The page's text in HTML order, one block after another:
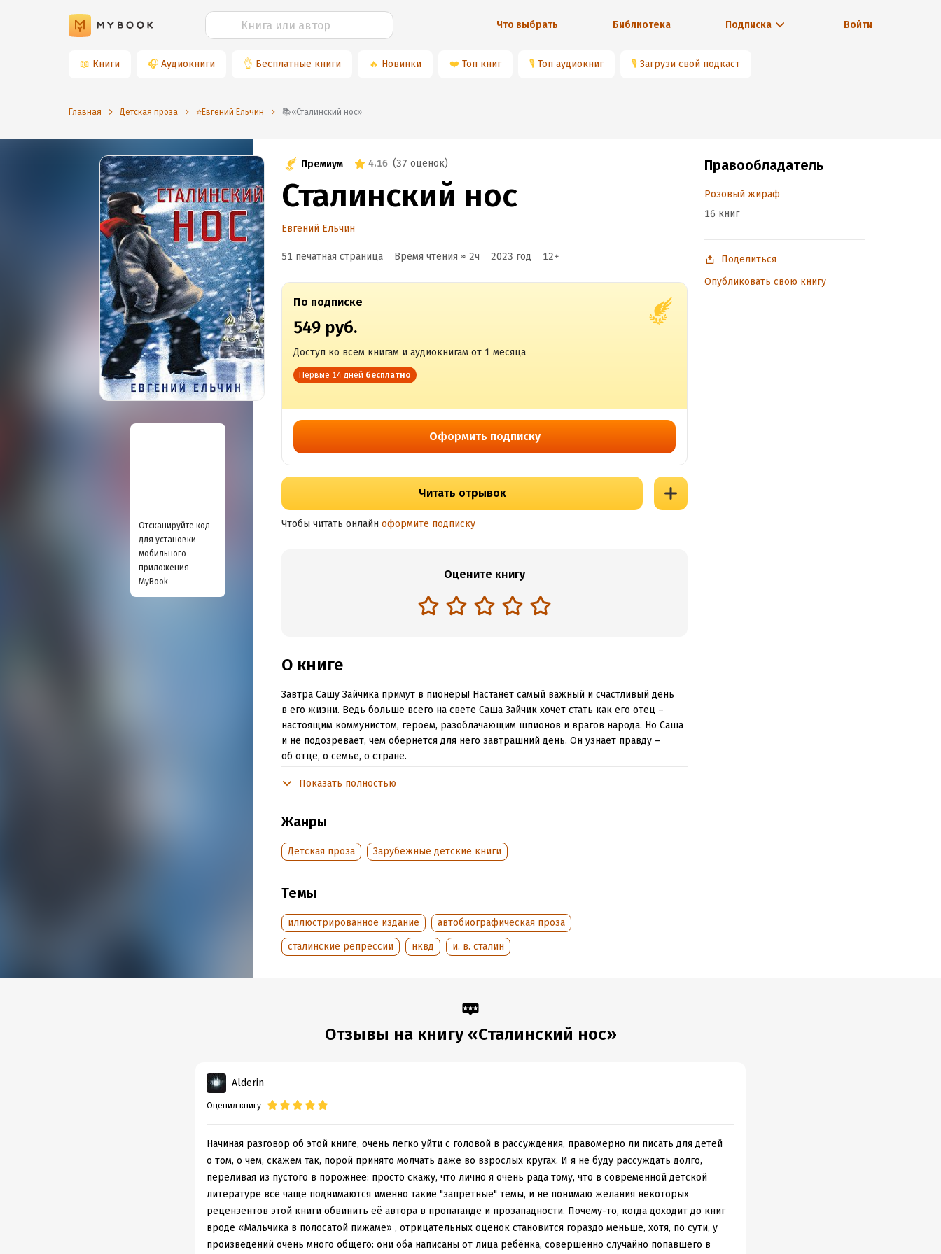
Что выбрать Библиотека Подписка Войти
📖 Книги 🎧 Аудиокниги 👌 Бесплатные книги 🔥 Новинки ❤️ Топ книг 🎙 Топ аудиокниг 🎙 Загрузи свой подкаст
Главная Детская проза ⭐️Евгений Ельчин 📚«Сталинский нос»
Отсканируйте код
для установки
мобильного
приложения
MyBook
Премиум 4.16 (37 оценок)
Сталинский нос
Евгений Ельчин
51 печатная страница Время чтения ≈ 2ч 2023 год 12+
По подписке
549 руб.
Доступ ко всем книгам и аудиокнигам от 1 месяца
Первые 14 дней бесплатно
Оформить подписку
Читать отрывок
Чтобы читать онлайн оформите подписку
Оцените книгу
О книге
Завтра Сашу Зайчика примут в пионеры! Настанет самый важный и счастливый день
в его жизни. Ведь больше всего на свете Саша Зайчик хочет стать как его отец –
настоящим коммунистом, героем, разоблачающим шпионов и врагов народа. Но Саша
и не подозревает, чем обернется для него завтрашний день. Он узнает правду –
об отце, о семье, о стране.
Через десять лет после выхода первого тиража «Розовый жираф» переиздает
Подробная информация
Дата написания:
1 января 2011
Год издания:
Дата поступления:21 апреля 2023
ISBN (EAN):
Показать полностью
Жанры
Детская проза Зарубежные детские книги
Темы
иллюстрированное издание
автобиографическая проза
сталинские репрессии
нквд и. в. сталин
Правообладатель
Розовый жираф
16 книг
Поделиться
Опубликовать свою книгу
Отзывы на книгу «Сталинский нос»
Alderin
Оценил книгу
Начиная разговор об этой книге, очень легко уйти с головой в рассуждения, правомерно ли писать для детей
о том, о чем, скажем так, порой принято молчать даже во взрослых кругах. И я не буду рассуждать долго,
переливая из пустого в порожнее: просто скажу, что лично я очень рада тому, что в современной детской
литературе всё чаще поднимаются именно такие "запретные" темы, и не понимаю желания некоторых
рецензентов этой книги обвинить её автора в пропаганде и прозападности. Почему-то, когда доходит до книг
вроде «Мальчика в полосатой пижаме» , отрицательных оценок становится гораздо меньше, хотя, по сути, у
произведений очень много общего: они оба написаны от лица ребёнка, совершенно случайно попавшего в